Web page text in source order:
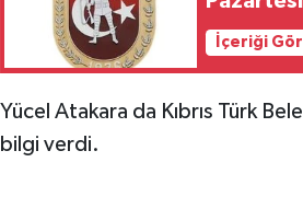
İçeriği
Yücel Atakara da Kıbrıs Türk
bilgi verdi.